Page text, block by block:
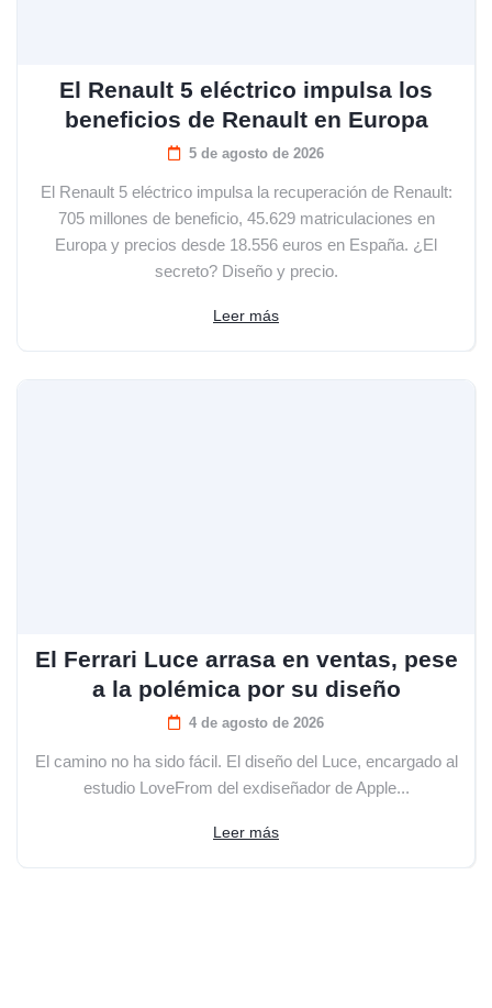
El Renault 5 eléctrico impulsa los
beneficios de Renault en Europa
5 de agosto de 2026
El Renault 5 eléctrico impulsa la recuperación de Renault:
705 millones de beneficio, 45.629 matriculaciones en
Europa y precios desde 18.556 euros en España. ¿El
secreto? Diseño y precio.
Leer más
El Ferrari Luce arrasa en ventas, pese
a la polémica por su diseño
4 de agosto de 2026
El camino no ha sido fácil. El diseño del Luce, encargado al
estudio LoveFrom del exdiseñador de Apple...
Leer más